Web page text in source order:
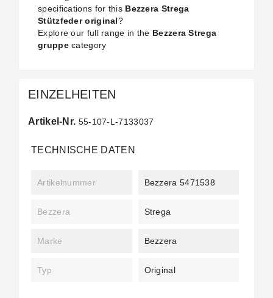
specifications for this Bezzera Strega
Stützfeder original?
Explore our full range in the Bezzera Strega
gruppecategory
EINZELHEITEN
Artikel-Nr. 55-107-L-7133037
TECHNISCHE DATEN
Artikelnummer Bezzera 5471538
Bezzera Strega
Marke Bezzera
Typ Original